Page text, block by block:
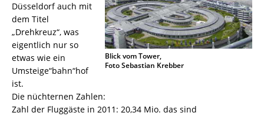
Blick vom Tower,
Foto Sebastian Krebber
Düsseldorf auch mit
dem Titel
„Drehkreuz“, was
eigentlich nur so
etwas wie ein
Umsteige“bahn“hof
ist.
Die nüchternen Zahlen:
Zahl der Fluggäste in 2011: 20,34 Mio. das sind